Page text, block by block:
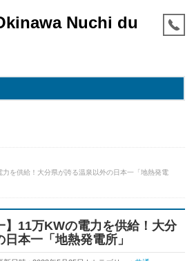
Nuchi du
力を供給！大分県が誇る温泉以外の日本一「地熱発電
】11万KWの電力を供給！大分
本一「地熱発電所」